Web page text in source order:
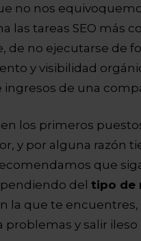
no nos
las tareas SEO más
de no ejecutarse de
y visibilidad
ingresos de una
los primeros
y por alguna razón
que
del tipo de
la que te
problemas y salir